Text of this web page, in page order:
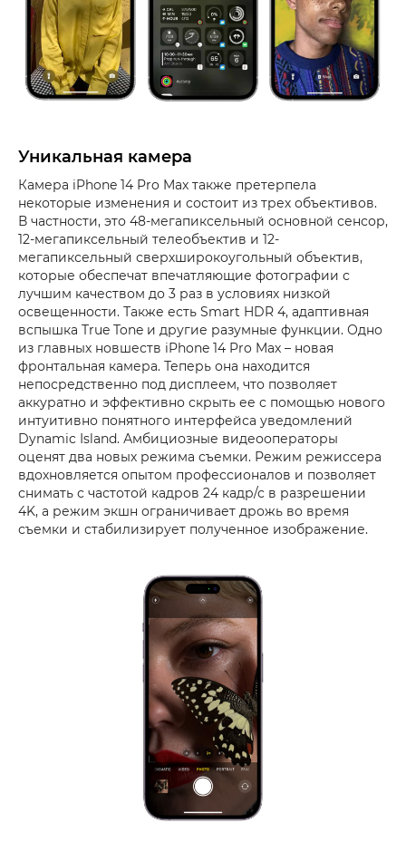
Уникальная камера
Камера iPhone 14 Pro Max также претерпела
некоторые изменения и состоит из трех объективов.
В частности, это 48-мегапиксельный основной сенсор,
12-мегапиксельный телеобъектив и 12-
мегапиксельный сверхширокоугольный объектив,
которые обеспечат впечатляющие фотографии с
лучшим качеством до 3 раз в условиях низкой
освещенности. Также есть Smart HDR 4, адаптивная
вспышка True Tone и другие разумные функции. Одно
из главных новшеств iPhone 14 Pro Max – новая
фронтальная камера. Теперь она находится
непосредственно под дисплеем, что позволяет
аккуратно и эффективно скрыть ее с помощью нового
интуитивно понятного интерфейса уведомлений
Dynamic Island. Амбициозные видеооператоры
оценят два новых режима съемки. Режим режиссера
вдохновляется опытом профессионалов и позволяет
снимать с частотой кадров 24 кадр/с в разрешении
4K, а режим экшн ограничивает дрожь во время
съемки и стабилизирует полученное изображение.